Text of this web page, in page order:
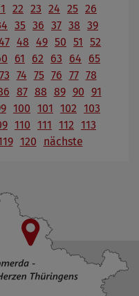
22 23 24 25 26
35 36 37 38 39
48 49 50 51
52
61 62 63 64
65
73 74 75 76 77 78
87 88 89 90 91
100 101 102 103
110 111 112 113
120 nächste